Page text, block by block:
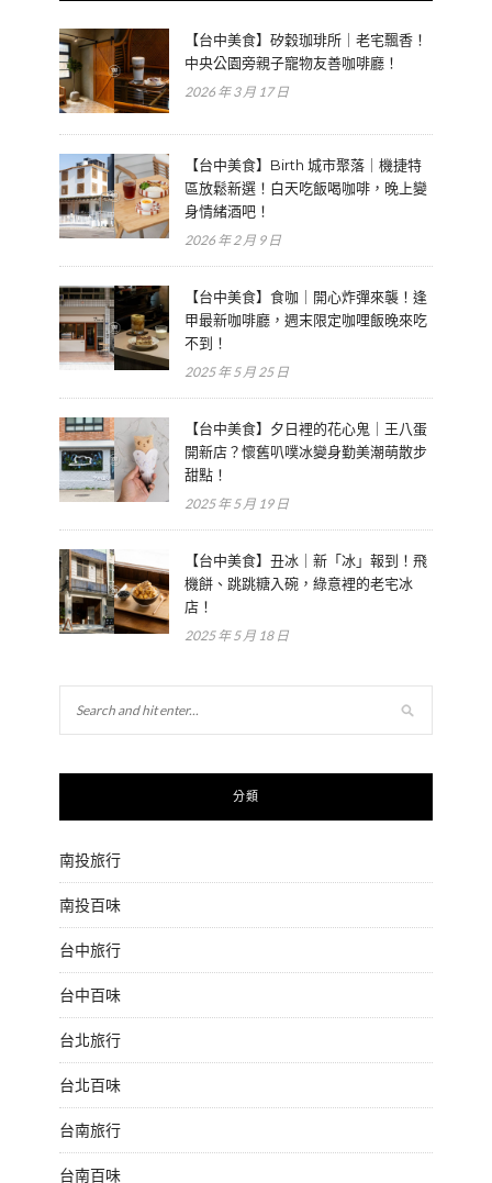
【台中美食】矽穀珈琲所｜老宅飄香！
中央公園旁親子寵物友善咖啡廳！
2026 年 3 月 17 日
【台中美食】Birth 城市聚落｜機捷特
區放鬆新選！白天吃飯喝咖啡，晚上變
身情緒酒吧！
2026 年 2 月 9 日
【台中美食】食咖｜開心炸彈來襲！逢
甲最新咖啡廳，週末限定咖哩飯晚來吃
不到！
2025 年 5 月 25 日
【台中美食】夕日裡的花心鬼｜王八蛋
開新店？懷舊叭噗冰變身勤美潮萌散步
甜點！
2025 年 5 月 19 日
【台中美食】丑冰｜新「冰」報到！飛
機餅、跳跳糖入碗，綠意裡的老宅冰
店！
2025 年 5 月 18 日
分類
南投旅行
南投百味
台中旅行
台中百味
台北旅行
台北百味
台南旅行
台南百味